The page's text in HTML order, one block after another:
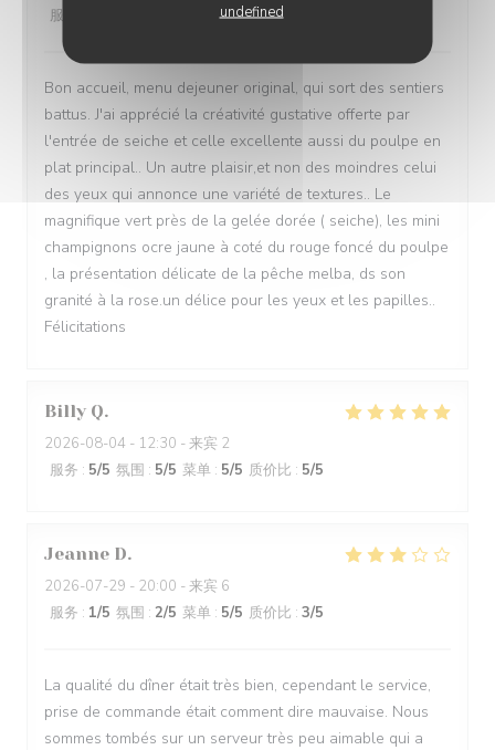
undefined
服务
5/5 质价比
Bon accueil, menu dejeuner original, qui sort des sentiers
battus. J'ai apprécié la créativité gustative offerte par
l'entrée de seiche et celle excellente aussi du poulpe en
plat principal.. Un autre plaisir,et non des moindres celui
des yeux qui annonce une variété de textures.. Le
magnifique vert près de la gelée dorée ( seiche), les mini
champignons ocre jaune à coté du rouge foncé du poulpe
, la présentation délicate de la pêche melba, ds son
granité à la rose.un délice pour les yeux et les papilles..
Félicitations
Billy Q
2026-08-04 - 12:30 - 来宾 2
服务 : 5/5 氛围 : 5/5 菜单 : 5/5 质价比 : 5/5
Jeanne D
2026-07-29 - 20:00 - 来宾 6
服务 : 1/5 氛围 : 2/5 菜单 : 5/5 质价比 : 3/5
La qualité du dîner était très bien, cependant le service,
prise de commande était comment dire mauvaise. Nous
sommes tombés sur un serveur très peu aimable qui a